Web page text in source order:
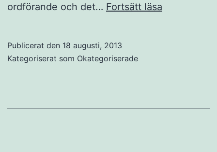
ordförande och det… Fortsätt läsa
Publicerat den 18 augusti, 2013
Kategoriserat som Okategoriserade